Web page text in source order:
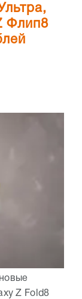
Флип8
Z Fold8